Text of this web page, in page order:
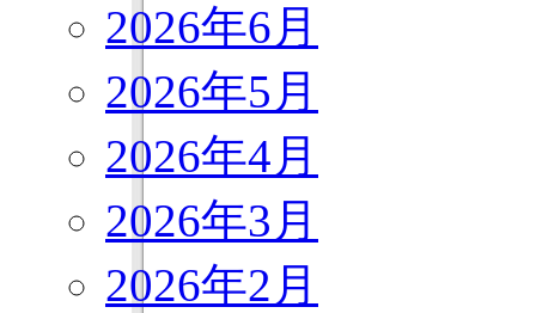
2026年6月
2026年5月
2026年4月
2026年3月
2026年2月